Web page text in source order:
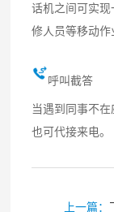
话机之间可实现
修人员等移动作
呼叫截答
当遇到同事不
也可代接来电。
上一篇：